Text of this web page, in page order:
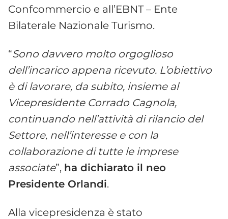
Confcommercio e all’EBNT – Ente
Bilaterale Nazionale Turismo.
“Sono davvero molto orgoglioso
dell’incarico appena ricevuto. L’obiettivo
è di lavorare, da subito, insieme al
Vicepresidente Corrado Cagnola,
continuando nell’attività di rilancio del
Settore, nell’interesse e con la
collaborazione di tutte le imprese
associate”, ha dichiarato il neo
Presidente Orlandi.
Alla vicepresidenza è stato